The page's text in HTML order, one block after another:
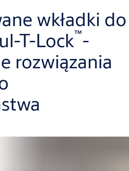
wkładki do
T-Lock™-
rozwiązania